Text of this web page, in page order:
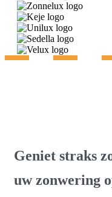
Geniet straks
uw zonwering